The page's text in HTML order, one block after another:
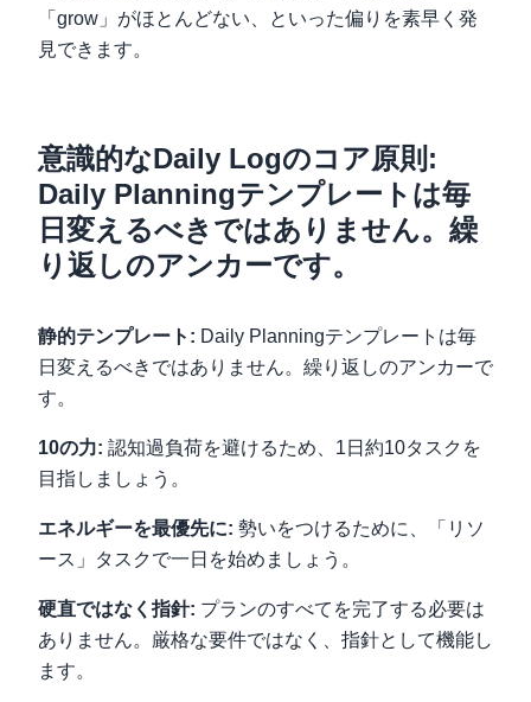
「grow」がほとんどない、といった偏りを素早く発
見できます。
意識的なDaily Logのコア原則:
Daily Planningテンプレートは毎
日変えるべきではありません。繰
り返しのアンカーです。
静的テンプレート: Daily Planningテンプレートは毎
日変えるべきではありません。繰り返しのアンカーで
す。
10の力: 認知過負荷を避けるため、1日約10タスクを
目指しましょう。
エネルギーを最優先に: 勢いをつけるために、「リソ
ース」タスクで一日を始めましょう。
硬直ではなく指針: プランのすべてを完了する必要は
ありません。厳格な要件ではなく、指針として機能し
ます。